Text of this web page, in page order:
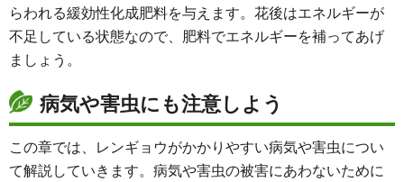
らわれる緩効性化成肥料を与えます。花後はエネルギーが
不足している状態なので、肥料でエネルギーを補ってあげ
ましょう。
病気や害虫にも注意しよう
この章では、レンギョウがかかりやすい病気や害虫につい
て解説していきます。病気や害虫の被害にあわないために